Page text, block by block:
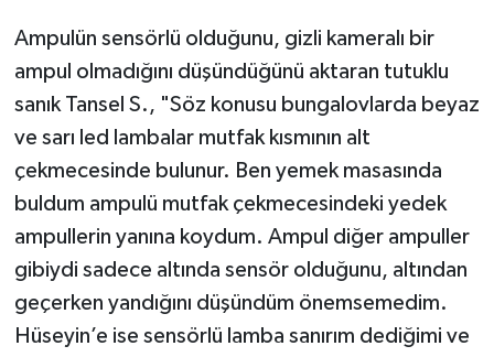
Ampulün sensörlü olduğunu, gizli kameralı bir
ampul olmadığını düşündüğünü aktaran tutuklu
sanık Tansel S., "Söz konusu bungalovlarda beyaz
ve sarı led lambalar mutfak kısmının alt
çekmecesinde bulunur. Ben yemek masasında
buldum ampulü mutfak çekmecesindeki yedek
ampullerin yanına koydum. Ampul diğer ampuller
gibiydi sadece altında sensör olduğunu, altından
geçerken yandığını düşündüm önemsemedim.
Hüseyin’e ise sensörlü lamba sanırım dediğimi ve